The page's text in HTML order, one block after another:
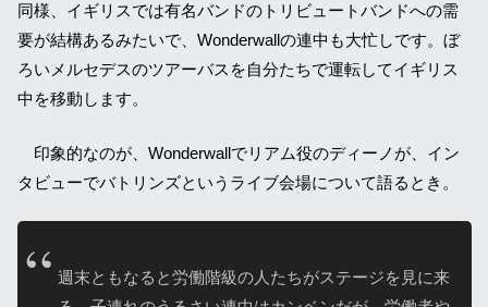
同様、イギリスでは有名バンドのトリビュートバンドへの需
要が結構あるみたいで、Wonderwallの連中も大忙しです。ぼ
ろいメルセデスのツアーバスを自分たちで運転してイギリス
中を移動します。
印象的なのが、Wonderwallでリアム役のディーノが、イン
タビューでバトリンズというライブ会場について語るとき。
週末ともなると労働階級の人たちがステージを見に来